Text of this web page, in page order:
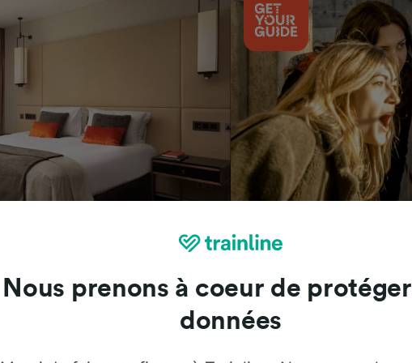
Trainline : l'avis de nos clients
Nous prenons à coeur de
données